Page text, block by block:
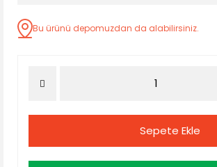
Bu ürünü depomuzdan da alabilirsiniz.
Sepete Ekle